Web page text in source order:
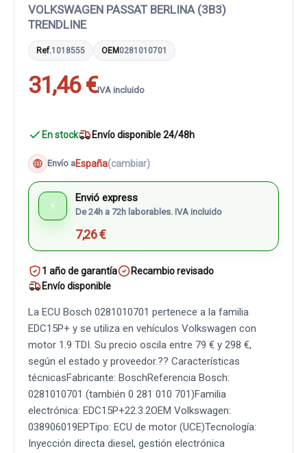
VOLKSWAGEN PASSAT BERLINA (3B3)
TRENDLINE
Ref.1018555 OEM0281010701
31,46 €IVA incluido
En stock Envío disponible 24/48h
Envío aEspaña(cambiar)
⚡
Envió express
De 24h a 72h laborables. IVA incluido
7,26 €
1 año de garantía
Recambio revisado
Envío disponible
La ECU Bosch 0281010701 pertenece a la familia
EDC15P+ y se utiliza en vehículos Volkswagen con
motor 1.9 TDI. Su precio oscila entre 79 € y 298 €,
según el estado y proveedor.?? Características
técnicasFabricante: BoschReferencia Bosch:
0281010701 (también 0 281 010 701)Familia
electrónica: EDC15P+22.3.2OEM Volkswagen:
038906019EPTipo: ECU de motor (UCE)Tecnología:
Inyección directa diesel, gestión electrónica